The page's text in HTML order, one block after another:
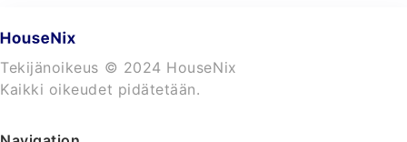
Tekijänoikeus © 2024 HouseNix
Kaikki oikeudet pidätetään.